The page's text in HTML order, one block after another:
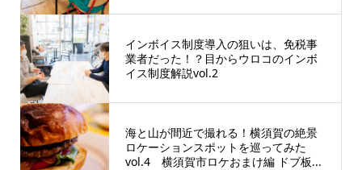
インボイス制度導入の狙いは、免税事
業者だった！？目からウロコのインボ
イス制度解説vol.2
海と山が間近で撮れる！横須賀の絶景
ロケーションスポットを巡ってみた
vol.4 横須賀市ロケおまけ編 ドブ板...